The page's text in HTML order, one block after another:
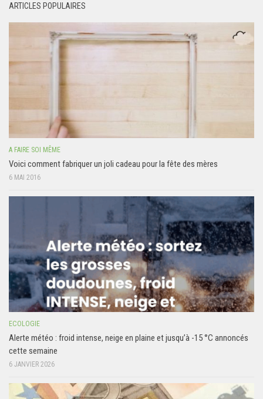
ARTICLES POPULAIRES
A FAIRE SOI MÊME
Voici comment fabriquer un joli cadeau pour la fête des mères
6 MAI 2016
ECOLOGIE
Alerte météo : froid intense, neige en plaine et jusqu’à -15 °C annoncés
cette semaine
6 JANVIER 2026